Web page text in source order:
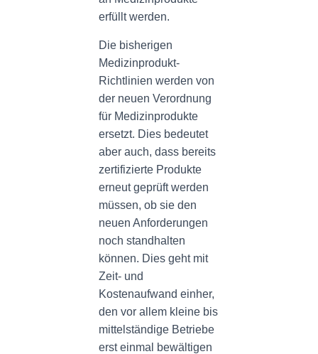
erfüllt werden.
Die bisherigen
Medizinprodukt-
Richtlinien werden von
der neuen Verordnung
für Medizinprodukte
ersetzt. Dies bedeutet
aber auch, dass bereits
zertifizierte Produkte
erneut geprüft werden
müssen, ob sie den
neuen Anforderungen
noch standhalten
können. Dies geht mit
Zeit- und
Kostenaufwand einher,
den vor allem kleine bis
mittelständige Betriebe
erst einmal bewältigen